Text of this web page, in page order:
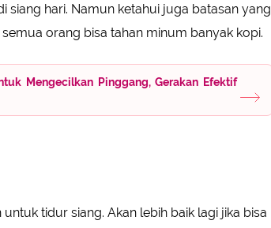
siang hari. Namun ketahui juga batasan yang
orang bisa tahan minum banyak kopi.
Mengecilkan Pinggang, Gerakan Efektif
tidur siang. Akan lebih baik lagi jika bisa